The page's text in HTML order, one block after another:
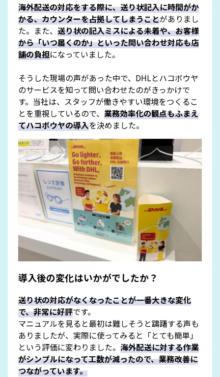
海外配送の対応をする際に、送り状記入に時間がか
かる、カウンターを占拠してしまうことがありまし
た。また、 送り状の記入ミスによる未着や、お客様
から「いつ届くのか」といった問い合わせ対応も店
舗の負担になっていました。
そうした現場の声があった中で、DHLとハコボウヤ
のサービスを知って問い合わせたのがきっかけで
す。当社は、スタッフが働きやすい環境をつくるこ
とを重視しているので、 業務効率化の観点もふまえ
てハコボウヤの導入を決めました。
導入後の変化はいかがでしたか？
送り状の対応がなくなったことが一番大きな変化
で、非常に好評です。
マニュアルを見ると最初は難しそうと躊躇する声も
ありましたが、実際に使ってみると「とても簡単」
という評価に変わりました。 海外配送に対する作業
がシンプルになって工数が減ったので、業務改善に
つながっています。